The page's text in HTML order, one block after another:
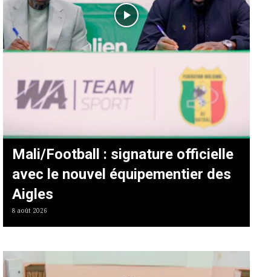
Mali/Football : signature officielle
avec le nouvel équipementier des
Aigles
8 août 2026